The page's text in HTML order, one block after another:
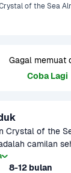
Gagal memuat
Coba Lagi
Crystal of the
camilan
dan gurihnya
protein untuk
8-12 bulan